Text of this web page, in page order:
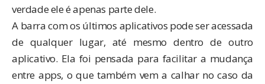
verdade ele é apenas parte dele.
A barra com os últimos aplicativos pode ser acessada
de qualquer lugar, até mesmo dentro de outro
aplicativo. Ela foi pensada para facilitar a mudança
entre apps, o que também vem a calhar no caso da